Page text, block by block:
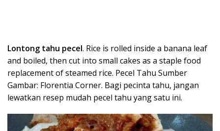
Lontong tahu pecel. Rice is rolled inside a banana leaf
and boiled, then cut into small cakes as a staple food
replacement of steamed rice. Pecel Tahu Sumber
Gambar: Florentia Corner. Bagi pecinta tahu, jangan
lewatkan resep mudah pecel tahu yang satu ini.